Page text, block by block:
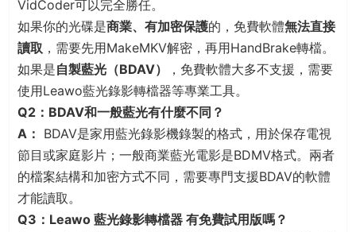
VidCoder可以完全勝任。
如果你的光碟是商業、有加密保護的，免費軟體無法直接
讀取 ，需要先用MakeMKV解密，再用HandBrake轉檔。
如果是自製藍光（BDAV）
，免費軟體大多不支援，需要
使用Leawo藍光錄影轉檔器等專業工具。
Q2：BDAV和一般藍光有什麼不同？
A： BDAV是家用藍光錄影機錄製的格式，用於保存電視
節目或家庭影片；一般商業藍光電影是BDMV格式。兩者
的檔案結構和加密方式不同，需要專門支援BDAV的軟體
才能讀取。
Q3：Leawo 藍光錄影轉檔器 有免費試用版嗎？